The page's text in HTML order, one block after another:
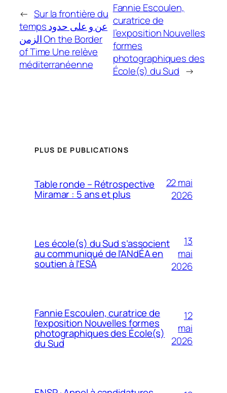
← Sur la frontière du
temps عن و على حدود
الزمن On the Border
of Time Une relève
méditerranéenne
Fannie Escoulen,
curatrice de
l’exposition Nouvelles
formes
photographiques des
École(s) du Sud →
PLUS DE PUBLICATIONS
Table ronde – Rétrospective
Miramar : 5 ans et plus
22 mai
2026
Les école(s) du Sud s’associent
au communiqué de l’ANdÉA en
soutien à l’ESÄ
13
mai
2026
Fannie Escoulen, curatrice de
l’exposition Nouvelles formes
photographiques des École(s)
du Sud
12
mai
2026